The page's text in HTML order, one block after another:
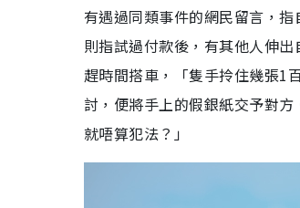
有遇過同類事件的網民留言，
則指試過付款後，有其他人伸
趕時間搭車，「隻手拎住幾張1
討，便將手上的假銀紙交予對
就唔算犯法？」